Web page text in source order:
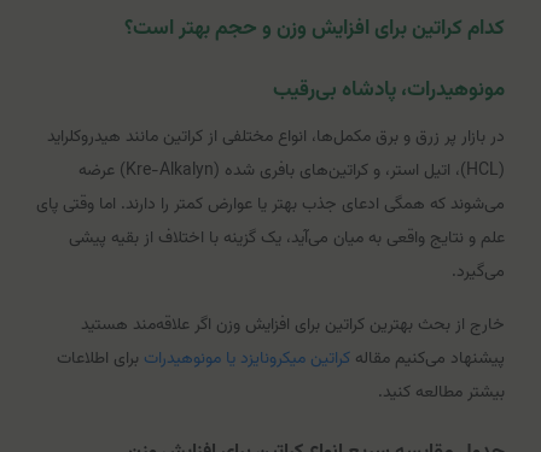
کدام کراتین برای افزایش وزن و حجم بهتر است؟
مونوهیدرات، پادشاه بی‌رقیب
در بازار پر زرق و برق مکمل‌ها، انواع مختلفی از کراتین مانند هیدروکلراید
(HCL)، اتیل استر، و کراتین‌های بافری شده (Kre-Alkalyn) عرضه
می‌شوند که همگی ادعای جذب بهتر یا عوارض کمتر را دارند. اما وقتی پای
علم و نتایج واقعی به میان می‌آید، یک گزینه با اختلاف از بقیه پیشی
می‌گیرد.
خارج از بحث بهترین کراتین برای افزایش وزن اگر علاقه‌مند هستید
پیشنهاد می‌کنیم مقاله کراتین میکرونایزد یا مونوهیدرات برای اطلاعات
بیشتر مطالعه کنید.